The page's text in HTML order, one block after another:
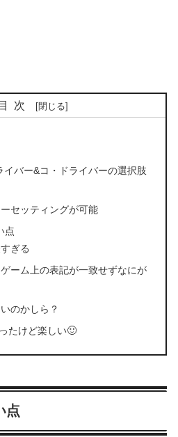
目次
イバー&コ・ドライバーの選択肢
セッティングが可能
点
ぎる
ーム上の表記が一致せずなにが
のかしら？
たけど楽しい🙂
点